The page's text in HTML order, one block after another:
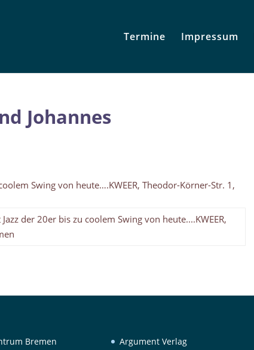
Termine Impressum
Johannes
Swing von heute….KWEER, Theodor-Körner-Str. 1,
der 20er bis zu coolem Swing von heute....KWEER,
Bremen
Argument Verlag